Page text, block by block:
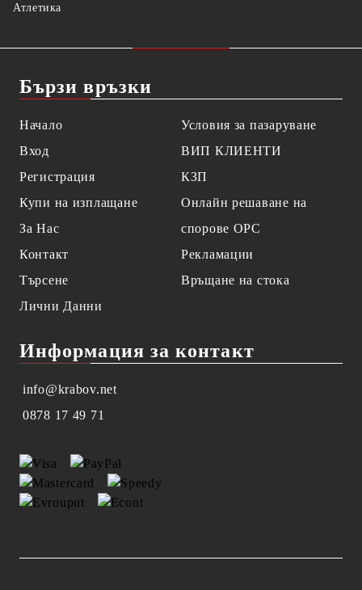
Атлетика
Бързи връзки
Начало
Вход
Регистрация
Купи на изплащане
За Нас
Контакт
Търсене
Лични Данни
Условия за пазаруване
ВИП КЛИЕНТИ
КЗП
Онлайн решаване на
спорове OPC
Рекламации
Връщане на стока
Информация за контакт
info@krabov.net
0878 17 49 71